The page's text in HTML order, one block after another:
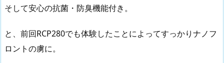
そして安心の抗菌・防臭機能付き。
と、前回RCP280でも体験したことによってすっかりナノフ
ロントの虜に。